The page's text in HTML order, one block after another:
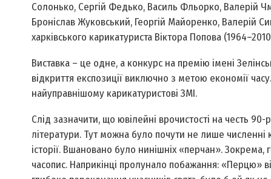
Солонько, Сергій Федько, Василь Фльорко, Валерій
Броніслав Жуковський, Георгій Майоренко, Валерій
харківського карикатуриста Віктора Попова
Виставка – це одне, а конкурс на премію імені
відкриття експозиції виключно з метою економії
найуправнішому карикатуристові ЗМІ.
Слід зазначити, що ювілейні врочистості на честь
літератури. Тут можна було почути не лише
історії. Вшановано було нинішніх «перчан».
часопис. Наприкінці пролунало побажання: «Перцю»